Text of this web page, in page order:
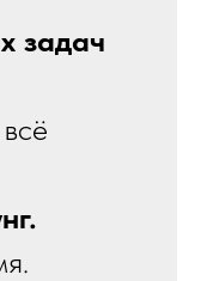
задач